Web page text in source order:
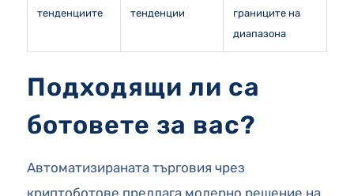
тенденциите
тенденции
границите на
диапазона
Подходящи ли са
ботовете за вас?
Автоматизираната търговия чрез